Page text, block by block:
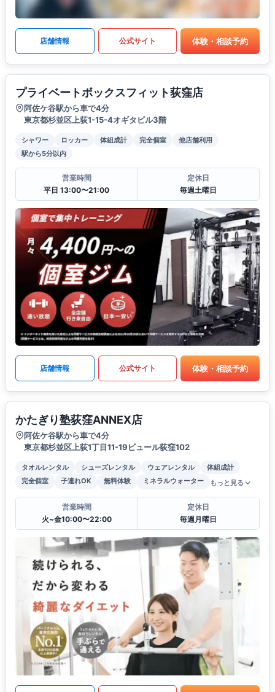
店舗情報 公式サイト 体験・相談予約
プライベートボックスフィット荻窪店
阿佐ケ谷駅から車で4分
東京都杉並区上荻1-15-4オギタビル3階
シャワー ロッカー 体組成計 完全個室
他店舗利用
駅から5分以内
営業時間
平日 13:00〜21:00
定休日
毎週土曜日
店舗情報 公式サイト 体験・相談予約
かたぎり塾荻窪ANNEX店
阿佐ケ谷駅から車で4分
東京都杉並区上荻1丁目11-19ビュール荻窪102
タオルレンタル シューズレンタル ウェアレンタル
体組成計
完全個室
子連れOK 無料体験 ミネラルウォーター もっと見る
営業時間
火~金10:00〜22:00
定休日
毎週月曜日